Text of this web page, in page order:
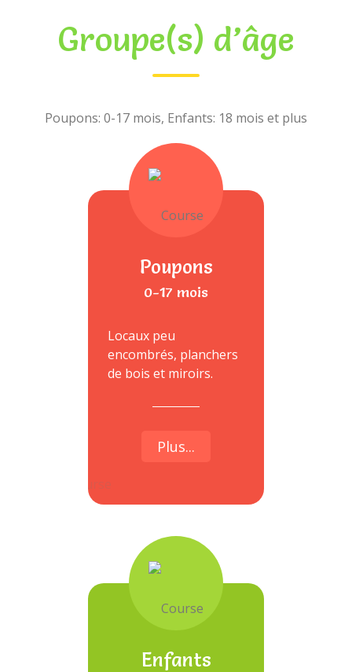
Groupe(s) d’âge
Poupons: 0-17 mois, Enfants: 18 mois et plus
Poupons
0-17 mois
Locaux peu
encombrés, planchers
de bois et miroirs.
Plus...
Enfants